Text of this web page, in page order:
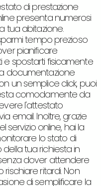
di prestazione
presenta numerosi
tua abitazione.
tempo prezioso
pianificare
spostarti fisicamente
documentazione
un semplice click, puoi
comodamente da
l'attestato
email. Inoltre, grazie
servizio online, hai la
lo stato di
tua richiesta in
dover attendere
ritardi. Non
di semplificare la